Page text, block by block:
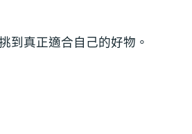
到真正適合自己的好物。